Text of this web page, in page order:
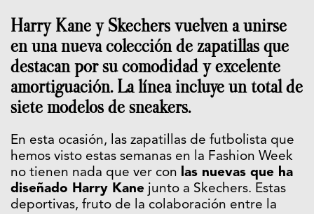
Harry Kane y Skechers vuelven a unirse
en una nueva colección de zapatillas que
destacan por su comodidad y excelente
amortiguación. La línea incluye un total de
siete modelos de sneakers.
En esta ocasión, las zapatillas de futbolista que
hemos visto estas semanas en la Fashion Week
no tienen nada que ver con las nuevas que ha
diseñado Harry Kane junto a Skechers. Estas
deportivas, fruto de la colaboración entre la